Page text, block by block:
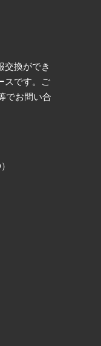
交換ができ
スです。ご
でお問い合